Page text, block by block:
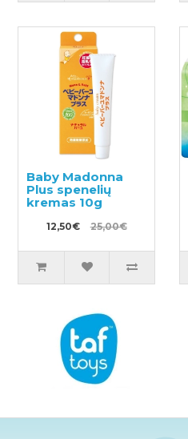
Baby Madonna
Plus spenelių
kremas 10g
12,50€ 25,00€